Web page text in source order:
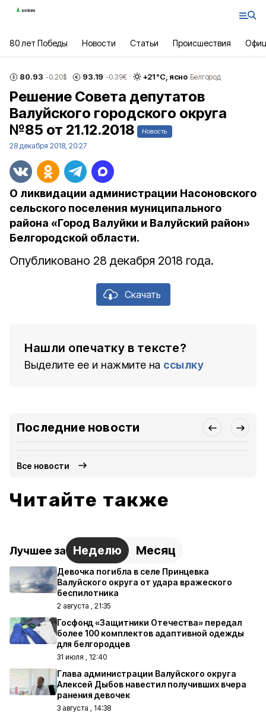
80 лет Победы Новости Статьи Происшествия
80.93 -0.20$ 93.19 -0.39€ +21°С, ясно Белгород
Решение Совета депутатов
Валуйского городского округа
№85 от 21.12.2018
Новость
28 декабря 2018, 20:27
О ликвидации администрации Насоновского
сельского поселения муниципального
района «Город Валуйки и Валуйский район»
Белгородской области.
Опубликовано 28 декабря 2018 года.
Скачать
Нашли опечатку в тексте?
Выделите ее и нажмите на ссылку
Последние новости
Все новости
Читайте также
Лучшее за Неделю Месяц
Девочка погибла в селе Принцевка
Валуйского округа от удара вражеского
беспилотника
2 августа , 21:35
Госфонд «Защитники Отечества» передал
более 100 комплектов адаптивной одежды
для белгородцев
31 июля , 12:40
Глава администрации Валуйского округа
Алексей Дыбов навестил получивших вчера
ранения девочек
3 августа , 14:38